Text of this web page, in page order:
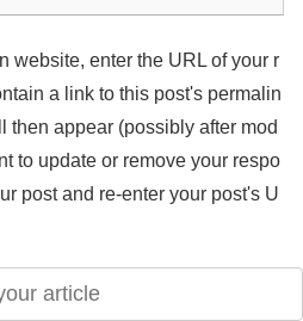
website, enter the URL of your r
a link to this post's permalin
then appear (possibly after mod
to update or remove your respo
post and re-enter your post's U